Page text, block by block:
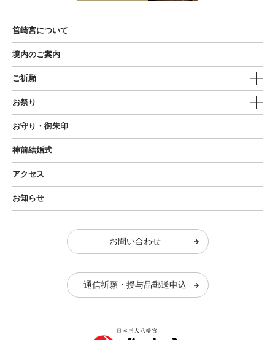
筥崎宮について
境内のご案内
ご祈願
お祭り
お守り・御朱印
神前結婚式
アクセス
お知らせ
お問い合わせ
通信祈願・授与品郵送申込